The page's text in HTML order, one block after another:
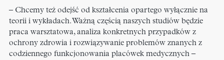
– Chcemy też odejść od kształcenia opartego wyłącznie na
teorii i wykładach. Ważną częścią naszych studiów będzie
praca warsztatowa, analiza konkretnych przypadków z
ochrony zdrowia i rozwiązywanie problemów znanych z
codziennego funkcjonowania placówek medycznych –